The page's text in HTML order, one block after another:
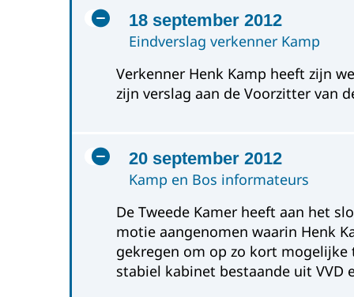
18 september 2012
Eindverslag verkenner Kamp
Verkenner Henk Kamp heeft zijn
zijn verslag aan de Voorzitter van
20 september 2012
Kamp en Bos informateurs
De Tweede Kamer heeft aan het
motie aangenomen waarin Henk
gekregen om op zo kort
stabiel kabinet bestaande uit VVD